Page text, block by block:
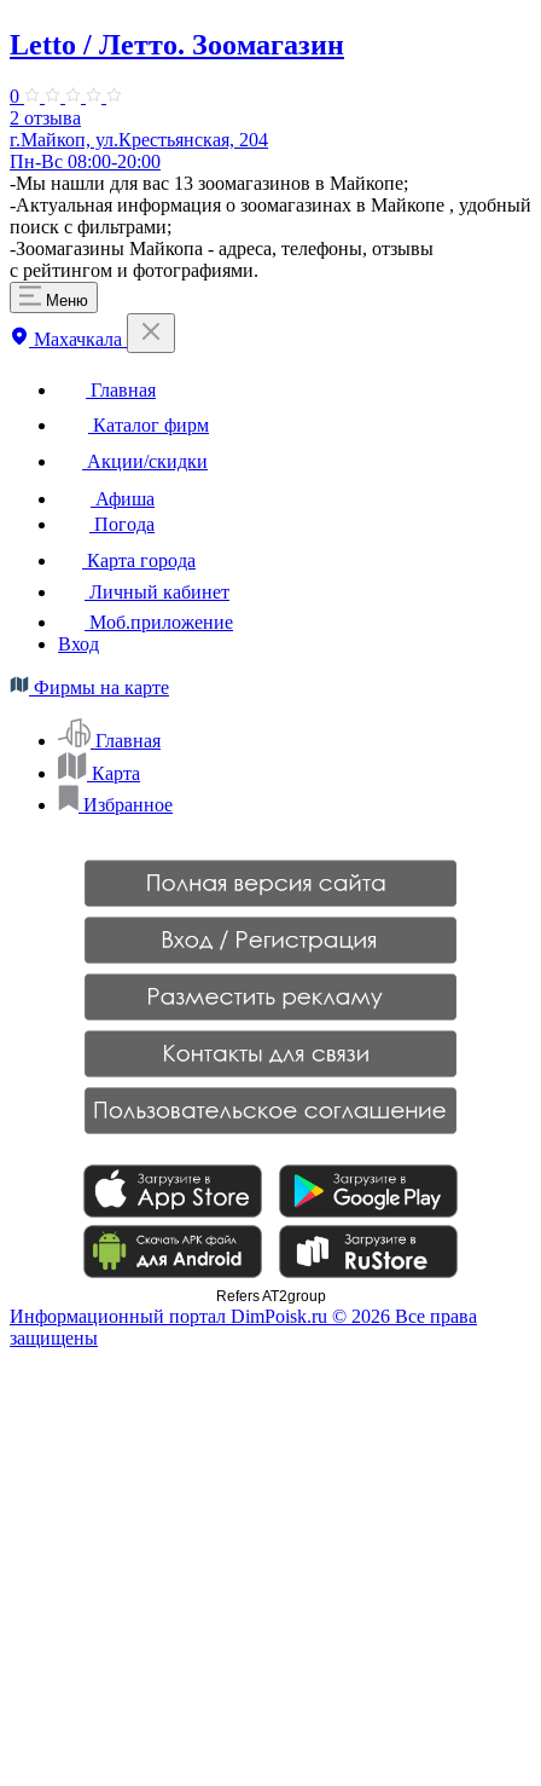
Letto / Летто. Зоомагазин
0
2 отзыва
г.Майкоп, ул.Крестьянская, 204
Пн-Вс 08:00-20:00
-Мы нашли для вас 13 зоомагазинов в Майкопе;
-Актуальная информация о зоомагазинах в Майкопе , удобный
поиск с фильтрами;
-Зоомагазины Майкопа - адреса, телефоны, отзывы
с рейтингом и фотографиями.
Меню
Махачкала
Главная
Каталог фирм
Акции/скидки
Афиша
Погода
Карта города
Личный кабинет
Моб.приложение
Вход
Фирмы на карте
Главная
Карта
Избранное
Refers AT2group
Информационный портал DimPoisk.ru © 2026 Все права
защищены